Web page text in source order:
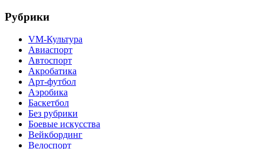
Рубрики
VM-Культура
Авиаспорт
Автоспорт
Акробатика
Арт-футбол
Аэробика
Баскетбол
Без рубрики
Боевые искусства
Вейкбординг
Велоспорт